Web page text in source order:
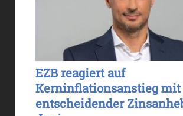
EZB reagiert auf
Kerninflationsanstieg mit
entscheidender